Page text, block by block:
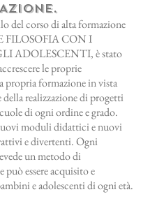
del corso di alta formazione
FILOSOFIA CON I
ADOLESCENTI, è stato
le proprie
propria formazione in vista
della realizzazione di progetti
di ogni ordine e grado.
moduli didattici e nuovi
e divertenti. Ogni
un metodo di
può essere acquisito e
e adolescenti di ogni età.